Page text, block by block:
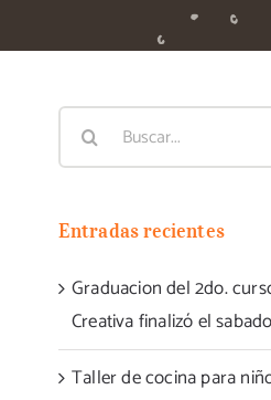
Buscar:
Entradas recientes
Graduacion del 2do.
Creativa finalizó el
Taller de cocina para